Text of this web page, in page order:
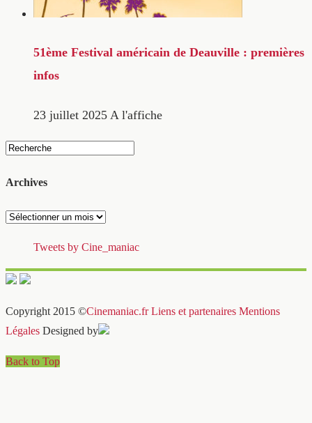
51ème Festival américain de Deauville : premières
infos
23 juillet 2025 A l'affiche
Archives
Archives
Tweets by Cine_maniac
Copyright 2015 ©Cinemaniac.fr Liens et partenaires Mentions
Légales Designed by
Back to Top